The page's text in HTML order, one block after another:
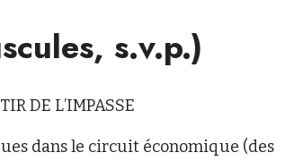
s.v.p.)
DE L’IMPASSE
dans le circuit économique (des